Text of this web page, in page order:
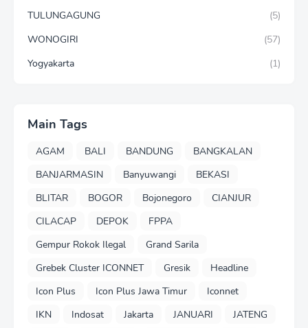
TULUNGAGUNG
(5)
WONOGIRI
(57)
Yogyakarta
(1)
Main Tags
AGAM BALI BANDUNG
BANGKALAN
BANJARMASIN
Banyuwangi
BEKASI
BLITAR
BOGOR Bojonegoro
CIANJUR
CILACAP
DEPOK
FPPA
Gempur Rokok Ilegal
Grand Sarila
Grebek Cluster ICONNET
Gresik
Headline
Icon Plus
Icon Plus Jawa Timur
Iconnet
IKN
Indosat Jakarta JANUARI
JATENG